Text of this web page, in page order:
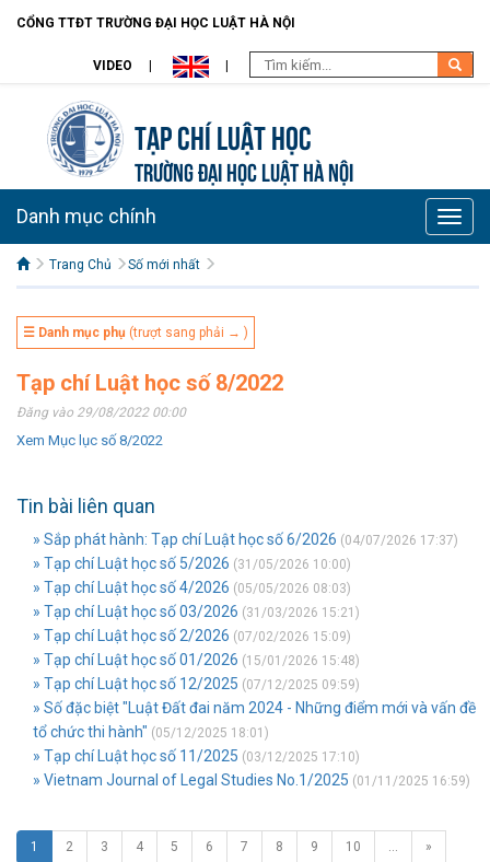
CỔNG TTĐT TRƯỜNG ĐẠI HỌC LUẬT HÀ NỘI
VIDEO
Tạp chí Luật học
TRƯỜNG ĐẠI HỌC LUẬT HÀ NỘI
Toggle
Danh mục chính
Trang Chủ Số mới nhất
☰ Danh mục phụ (trượt sang phải → )
Tạp chí Luật học số 8/2022
Đăng vào 29/08/2022 00:00
Xem Mục lục số 8/2022
Tin bài liên quan
» Sắp phát hành: Tạp chí Luật học số 6/2026 (04/07/2026 17:37)
» Tạp chí Luật học số 5/2026 (31/05/2026 10:00)
» Tạp chí Luật học số 4/2026 (05/05/2026 08:03)
» Tạp chí Luật học số 03/2026 (31/03/2026 15:21)
» Tạp chí Luật học số 2/2026 (07/02/2026 15:09)
» Tạp chí Luật học số 01/2026 (15/01/2026 15:48)
» Tạp chí Luật học số 12/2025 (07/12/2025 09:59)
» Số đặc biệt "Luật Đất đai năm 2024 - Những điểm mới và vấn đề
tổ chức thi hành" (05/12/2025 18:01)
» Tạp chí Luật học số 11/2025 (03/12/2025 17:10)
» Vietnam Journal of Legal Studies No.1/2025 (01/11/2025 16:59)
1 2 3 4 5 6 7 8 9 10 … »